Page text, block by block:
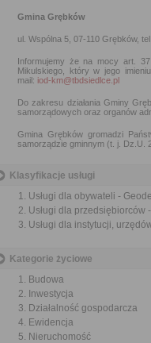
Gmina Grębków
ul. Wspólna 5, 07-110 Grębków,
Informujemy że na mocy art.
Mikulskiego, który w jego
mail: iod-km@tbdsiedlce.pl
Do zakresu działania Gminy
samorządowych oraz organów
Gmina Grębków gromadzi
samorządzie gminnym (t. j. Dz.U.
Klasyfikacje usługi
Usługi dla obywateli -
Usługi dla
Usługi dla instytucji,
Kategorie życiowe
Budowa
Inwestycja
Działalność gospodarcza
Ewidencja
Nieruchomość